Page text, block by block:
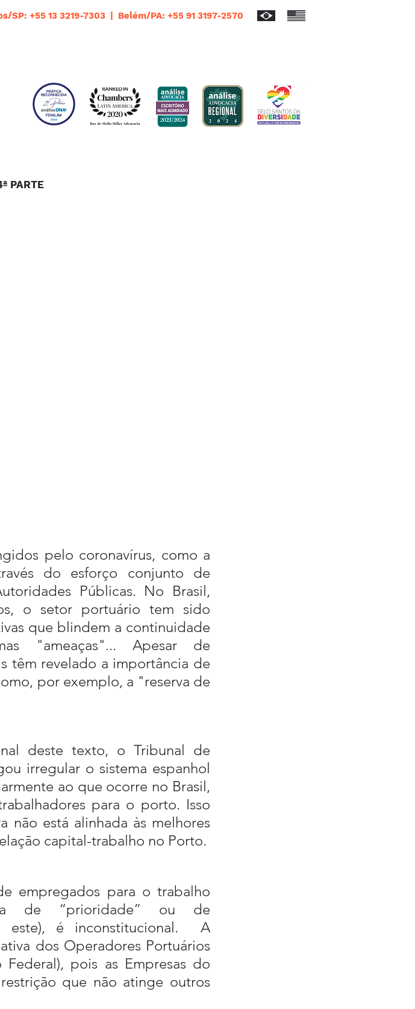
SP: +55 13 3219-7303 | Belém/PA: +55 91 3197-2570
PARTE
pelo coronavírus, como a
do esforço conjunto de
Públicas. No Brasil,
o setor portuário tem sido
que blindem a continuidade
"ameaças"... Apesar de
têm revelado a importância de
por exemplo, a "reserva de
deste texto, o Tribunal de
irregular o sistema espanhol
ao que ocorre no Brasil,
para o porto. Isso
não está alinhada às melhores
capital-trabalho no Porto.
empregados para o trabalho
de “prioridade” ou de
este), é inconstitucional.  A
dos Operadores Portuários
pois as Empresas do
que não atinge outros